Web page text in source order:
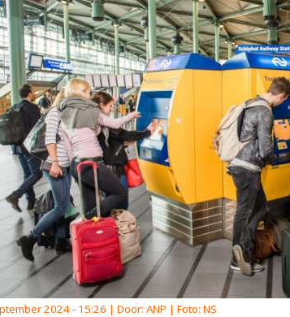
2024 - 15:26 | Door: ANP | Foto: NS